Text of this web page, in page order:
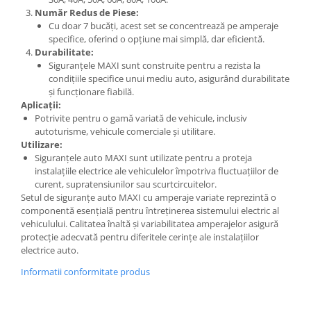
Număr Redus de Piese:
Cu doar 7 bucăți, acest set se concentrează pe amperaje
specifice, oferind o opțiune mai simplă, dar eficientă.
Durabilitate:
Siguranțele MAXI sunt construite pentru a rezista la
condițiile specifice unui mediu auto, asigurând durabilitate
și funcționare fiabilă.
Aplicații:
Potrivite pentru o gamă variată de vehicule, inclusiv
autoturisme, vehicule comerciale și utilitare.
Utilizare:
Siguranțele auto MAXI sunt utilizate pentru a proteja
instalațiile electrice ale vehiculelor împotriva fluctuațiilor de
curent, supratensiunilor sau scurtcircuitelor.
Setul de siguranțe auto MAXI cu amperaje variate reprezintă o
componentă esențială pentru întreținerea sistemului electric al
vehiculului. Calitatea înaltă și variabilitatea amperajelor asigură
protecție adecvată pentru diferitele cerințe ale instalațiilor
electrice auto.
Informatii conformitate produs